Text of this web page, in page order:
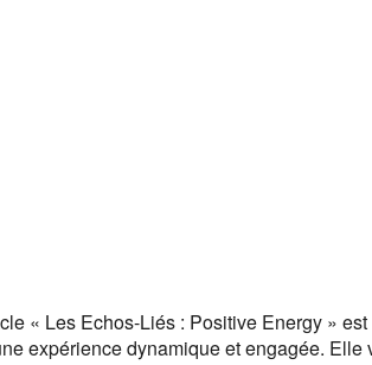
« Les Echos-Liés : Positive Energy »
expérience dynamique et engagée.